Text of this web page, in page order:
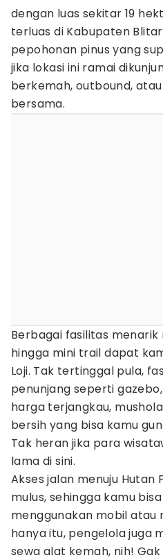
dengan luas sekitar 19
terluas di Kabupaten
pepohonan pinus yang
jika lokasi ini ramai
berkemah, outbound,
bersama.
Berbagai fasilitas menarik
hingga mini trail dapat
Loji. Tak tertinggal pula,
penunjang seperti
harga terjangkau,
bersih yang bisa kamu
Tak heran jika para
lama di sini.
Akses jalan menuju Hutan
mulus, sehingga kamu
menggunakan mobil atau
hanya itu, pengelola juga
sewa alat kemah, nih!